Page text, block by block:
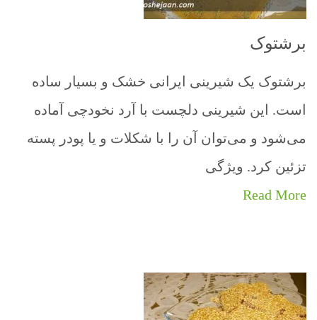
برشتوک
برشتوک یک شیرینی ایرانی خشک و بسیار ساده
است. این شیرینی دلچست با آرد نخودچی آماده
می‌شود و می‌توان آن را با شکلات و یا پودر پسته
تزئین کرد. ویژگی
Read More